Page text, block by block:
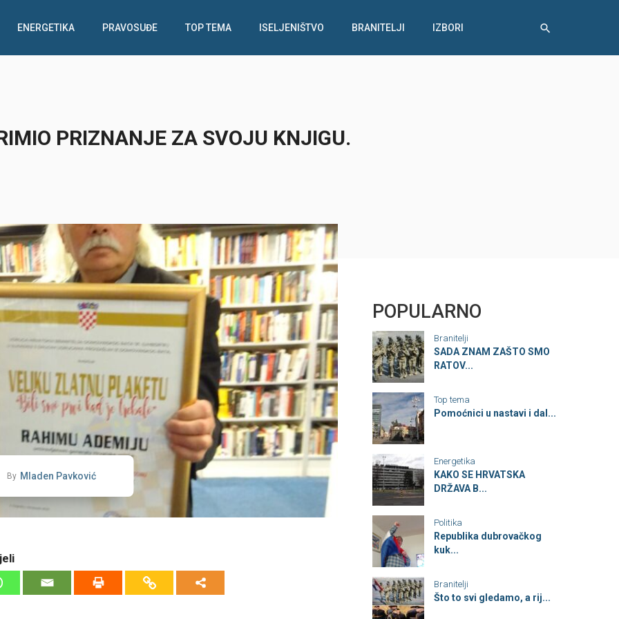
ENERGETIKA PRAVOSUĐE TOP TEMA ISELJENIŠTVO BRANITELJI IZBORI
PRIZNANJE ZA SVOJU KNJIGU.
By Mladen Pavković
POPULARNO
Branitelji
SADA ZNAM ZAŠTO SMO
RATOV...
Top tema
Pomoćnici u nastavi i dal...
Energetika
KAKO SE HRVATSKA
DRŽAVA B...
Politika
Republika dubrovačkog
kuk...
Branitelji
Što to svi gledamo, a rij...